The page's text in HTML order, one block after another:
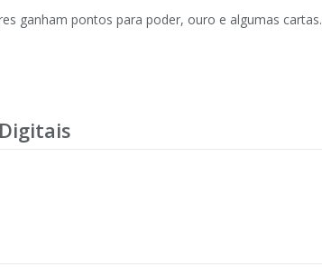
ganham pontos para poder, ouro e algumas cartas.